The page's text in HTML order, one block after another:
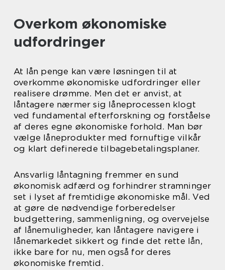
Overkom økonomiske
udfordringer
At lån penge kan være løsningen til at
overkomme økonomiske udfordringer eller
realisere drømme. Men det er anvist, at
låntagere nærmer sig låneprocessen klogt
ved fundamental efterforskning og forståelse
af deres egne økonomiske forhold. Man bør
vælge låneprodukter med fornuftige vilkår
og klart definerede tilbagebetalingsplaner.
Ansvarlig låntagning fremmer en sund
økonomisk adfærd og forhindrer stramninger
set i lyset af fremtidige økonomiske mål. Ved
at gøre de nødvendige forberedelser
budgettering, sammenligning, og overvejelse
af lånemuligheder, kan låntagere navigere i
lånemarkedet sikkert og finde det rette lån,
ikke bare for nu, men også for deres
økonomiske fremtid.